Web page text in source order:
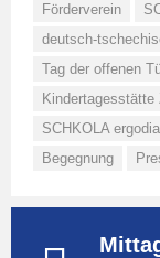
Förderverein
deutsch-
Tag der offenen
Kindertagesstätte
SCHKOLA ergodia
Begegnung